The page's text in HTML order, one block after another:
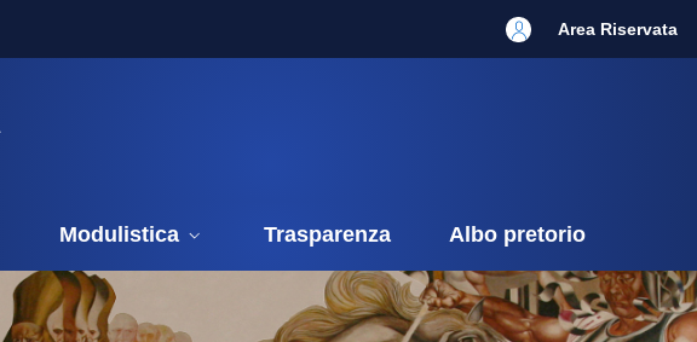
Area Riservata
Modulistica Trasparenza Albo pretorio